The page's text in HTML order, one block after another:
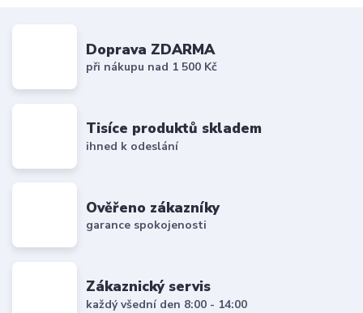
Doprava ZDARMA
při nákupu nad 1 500 Kč
Tisíce produktů skladem
ihned k odeslání
Ověřeno zákazníky
garance spokojenosti
Zákaznický servis
každý všední den 8:00 - 14:00